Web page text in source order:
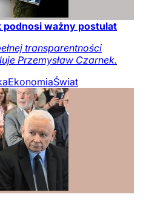
podnosi ważny postulat
transparentności
Przemysław Czarnek.
EkonomiaŚwiat